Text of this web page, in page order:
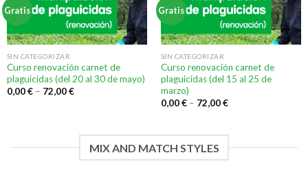
Gratis
SIN CATEGORIZAR
Curso renovación carnet de
plaguicidas (del 20 al 30 de mayo)
0,00€– 72,00€
Gratis
SIN CATEGORIZAR
Curso renovación carnet de
plaguicidas (del 15 al 25 de
marzo)
0,00€– 72,00€
MIX AND MATCH STYLES